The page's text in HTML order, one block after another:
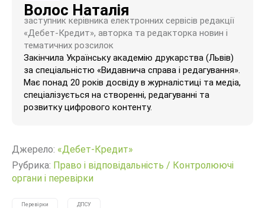
Волос Наталія
заступник керівника електронних сервісів редакції
«Дебет-Кредит», авторка та редакторка новин і
тематичних розсилок
Закінчила Українську академію друкарства (Львів)
за спеціальністю «Видавнича справа і редагування».
Має понад 20 років досвіду в журналістиці та медіа,
спеціалізується на створенні, редагуванні та
розвитку цифрового контенту.
Джерело: «Дебет-Кредит»
Рубрика: Право і відповідальність / Контролюючі
органи і перевірки
Перевірки ДПСУ